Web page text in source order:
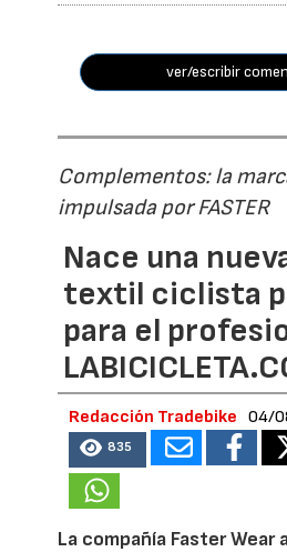
ver/escribir
Complementos: la
impulsada por FASTER
Nace una
textil ciclista
para el
Redacción Tradebike 04/
835
La compañía Faster Wear